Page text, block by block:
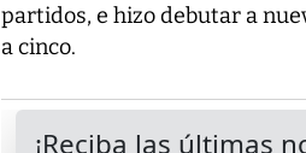
partidos, e hizo debutar a
a cinco.